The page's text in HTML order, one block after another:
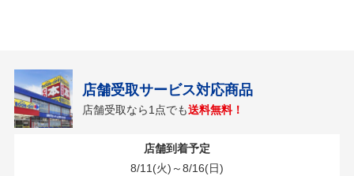
店舗受取サービス対応商品
店舗受取なら1点でも送料無料！
店舗到着予定
8/11(火)～8/16(日)